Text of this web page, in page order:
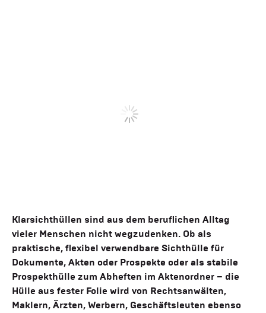
Klarsichthüllen sind aus dem beruflichen Alltag
vieler Menschen nicht wegzudenken. Ob als
praktische, flexibel verwendbare Sichthülle für
Dokumente, Akten oder Prospekte oder als stabile
Prospekthülle zum Abheften im Aktenordner – die
Hülle aus fester Folie wird von Rechtsanwälten,
Maklern, Ärzten, Werbern, Geschäftsleuten ebenso